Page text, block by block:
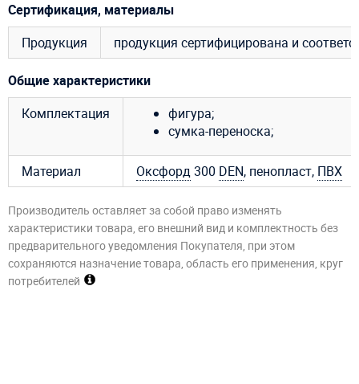
Сертификация, материалы
Продукция
продукция сертифицирована и
Общие характеристики
Комплектация
фигура;
сумка-переноска;
Материал Оксфорд300 DEN, пенопласт, ПВХ
Производитель оставляет за собой право изменять
характеристики товара, его внешний вид и комплектность без
предварительного уведомления Покупателя, при этом
сохраняются назначение товара, область его применения, круг
потребителей